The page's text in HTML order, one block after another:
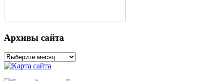
Архивы сайта
Архивы
сайта